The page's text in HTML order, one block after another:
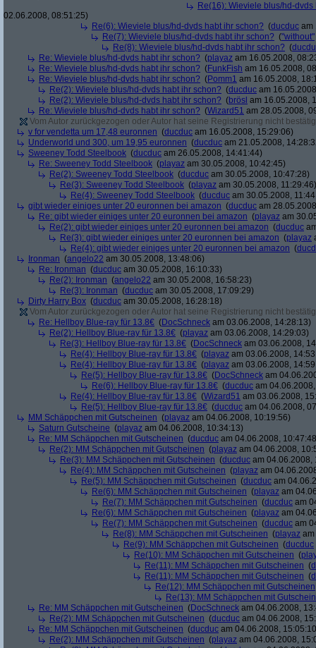
Re(16): Wieviele blus/hd-
02.06.2008, 08:51:25)
Re(6): Wieviele blus/hd-dvds habt ihr schon? (ducduc am
Re(7): Wieviele blus/hd-dvds habt ihr schon? ("without"
Re(8): Wieviele blus/hd-dvds habt ihr schon? (
Re: Wieviele blus/hd-dvds habt ihr schon? (playaz am 16.05.2008,
Re: Wieviele blus/hd-dvds habt ihr schon? (FunkFish am 16.05.2008,
Re: Wieviele blus/hd-dvds habt ihr schon? (Pomm1 am 16.05.2008,
Re(2): Wieviele blus/hd-dvds habt ihr schon? (ducduc am
Re(2): Wieviele blus/hd-dvds habt ihr schon? (brösl am 16.05.2008,
Re: Wieviele blus/hd-dvds habt ihr schon? (Wizard51 am 28.05.2008,
Vom Autor zurückgezogen oder Autor hat seine Registrierung nicht
v for vendetta um 17,48 euronnen (ducduc am 16.05.2008, 15:29:06)
Underworld und 300, um 19,95 euronnen (ducduc am 21.05.2008,
Sweeney Todd Steelbook (ducduc am 26.05.2008, 14:41:44)
Re: Sweeney Todd Steelbook (playaz am 30.05.2008, 10:42:45)
Re(2): Sweeney Todd Steelbook (ducduc am 30.05.2008, 10:47:28)
Re(3): Sweeney Todd Steelbook (playaz am 30.05.2008, 11:29:46)
Re(4): Sweeney Todd Steelbook (ducduc am 30.05.2008,
gibt wieder einiges unter 20 euronnen bei amazon (ducduc am
Re: gibt wieder einiges unter 20 euronnen bei amazon (playaz am
Re(2): gibt wieder einiges unter 20 euronnen bei amazon (ducduc
Re(3): gibt wieder einiges unter 20 euronnen bei amazon (playaz
Re(4): gibt wieder einiges unter 20 euronnen bei amazon (
Ironman (angelo22 am 30.05.2008, 13:48:06)
Re: Ironman (ducduc am 30.05.2008, 16:10:33)
Re(2): Ironman (angelo22 am 30.05.2008, 16:58:23)
Re(3): Ironman (ducduc am 30.05.2008, 17:09:29)
Dirty Harry Box (ducduc am 30.05.2008, 16:28:18)
Vom Autor zurückgezogen oder Autor hat seine Registrierung nicht
Re: Hellboy Blue-ray für 13.8€ (DocSchneck am 03.06.2008, 14:28:13)
Re(2): Hellboy Blue-ray für 13.8€ (playaz am 03.06.2008, 14:29:03)
Re(3): Hellboy Blue-ray für 13.8€ (DocSchneck am 03.06.2008,
Re(4): Hellboy Blue-ray für 13.8€ (playaz am 03.06.2008,
Re(4): Hellboy Blue-ray für 13.8€ (playaz am 03.06.2008,
Re(5): Hellboy Blue-ray für 13.8€ (DocSchneck am
Re(6): Hellboy Blue-ray für 13.8€ (ducduc am
Re(4): Hellboy Blue-ray für 13.8€ (Wizard51 am 03.06.2008,
Re(5): Hellboy Blue-ray für 13.8€ (ducduc am 04.06.2008,
MM Schäppchen mit Gutscheinen (playaz am 04.06.2008, 10:19:56)
Saturn Gutscheine (playaz am 04.06.2008, 10:34:13)
Re: MM Schäppchen mit Gutscheinen (ducduc am 04.06.2008,
Re(2): MM Schäppchen mit Gutscheinen (playaz am 04.06.2008,
Re(3): MM Schäppchen mit Gutscheinen (ducduc am 04.06.2008,
Re(4): MM Schäppchen mit Gutscheinen (playaz am
Re(5): MM Schäppchen mit Gutscheinen (ducduc am
Re(6): MM Schäppchen mit Gutscheinen (playaz am
Re(7): MM Schäppchen mit Gutscheinen (ducduc am
Re(6): MM Schäppchen mit Gutscheinen (playaz am
Re(7): MM Schäppchen mit Gutscheinen (ducduc am
Re(8): MM Schäppchen mit Gutscheinen (playaz
Re(9): MM Schäppchen mit Gutscheinen (ducduc
Re(10): MM Schäppchen mit Gutscheinen (
Re(11): MM Schäppchen mit Gutscheinen (
Re(11): MM Schäppchen mit Gutscheinen (
Re(12): MM Schäppchen mit Gutscheinen
Re(13): MM Schäppchen mit
Re: MM Schäppchen mit Gutscheinen (DocSchneck am 04.06.2008,
Re(2): MM Schäppchen mit Gutscheinen (ducduc am 04.06.2008,
Re: MM Schäppchen mit Gutscheinen (ducduc am 04.06.2008,
Re(2): MM Schäppchen mit Gutscheinen (playaz am 04.06.2008,